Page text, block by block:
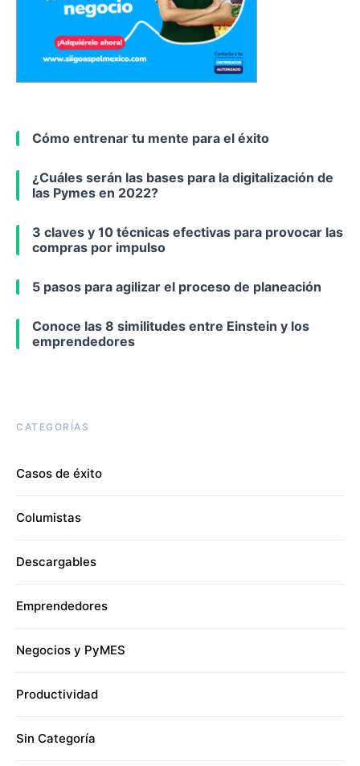
Cómo entrenar tu mente para el éxito
¿Cuáles serán las bases para la digitalización de
las Pymes en 2022?
3 claves y 10 técnicas efectivas para provocar las
compras por impulso
5 pasos para agilizar el proceso de planeación
Conoce las 8 similitudes entre Einstein y los
emprendedores
CATEGORÍAS
Casos de éxito
Columistas
Descargables
Emprendedores
Negocios y PyMES
Productividad
Sin Categoría